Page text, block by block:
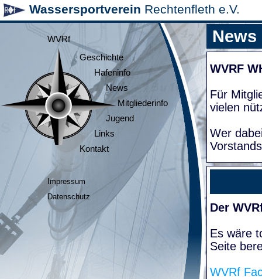
Wassersportverein Rechtenfleth e.V.
WVRf
Geschichte
Hafeninfo
News
Mitgliederinfo
Jugend
Links
Kontakt
Impressum
Datenschutz
News
WVRF
Für
vielen
Wer
Der
Es wäre
Seite
WVRf